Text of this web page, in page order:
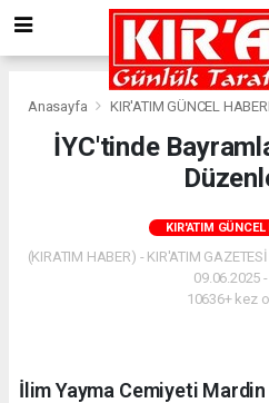
Anasayfa KIR'ATIM GÜNCEL
İYC'tinde
KIR'ATIM GÜNCEL
(KIRATIM HABER) - KIR'ATIM
09.06.2025
10636+ kez
İlim Yayma Cemiyeti